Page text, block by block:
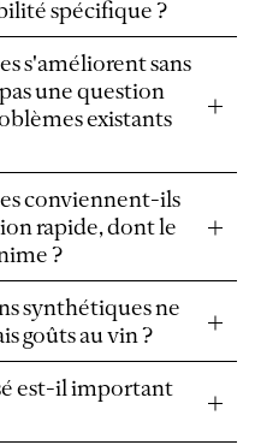
spécifique ?
s'améliorent sans
une question
existants
conviennent-ils
rapide, dont le
?
synthétiques ne
goûts au vin ?
est-il important